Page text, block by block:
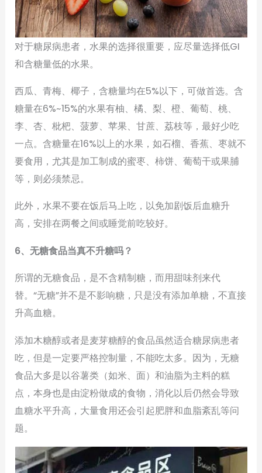
对于糖尿病患者，水果的选择很重要，应尽量选择低GI
和含糖量低的水果。
西瓜、青梅、椰子，含糖量均在5%以下，可做首选。含
糖量在6%~15%的水果有柚、橘、梨、橙、葡萄、桃、
李、杏、枇杷、菠萝、苹果、甘蔗、荔枝等，最好少吃
一点。含糖量在16%以上的水果，如石榴、香蕉、枣就不
要食用，尤其是加工制成的蜜枣、柿饼、葡萄干或果脯
等，则必须禁忌。
此外，水果不要在饭后马上吃，以免加剧饭后血糖升
高，安排在两餐之间或睡觉前吃较好。
6、无糖食品当真不升糖吗？
所谓的无糖食品，是不含精制糖，而用甜味剂来代
替。“无糖”并不是不影响糖，只是没有添加单糖，不直接
升高血糖。
添加木糖醇或者是麦芽糖醇的食品虽然适合糖尿病患者
吃，但是一定要严格控制量，不能吃太多。因为，无糖
食品大多是以谷薯类（如米、面）和油脂为主料的糕
点，本身也是由淀粉做成的食物，消化以后仍然会导致
血糖水平升高，大量食用还会引起肥胖和血脂紊乱等问
题。